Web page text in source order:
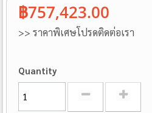
฿757,423.00
>> ราคาพิเศษโปรดติดต่อเรา
Quantity